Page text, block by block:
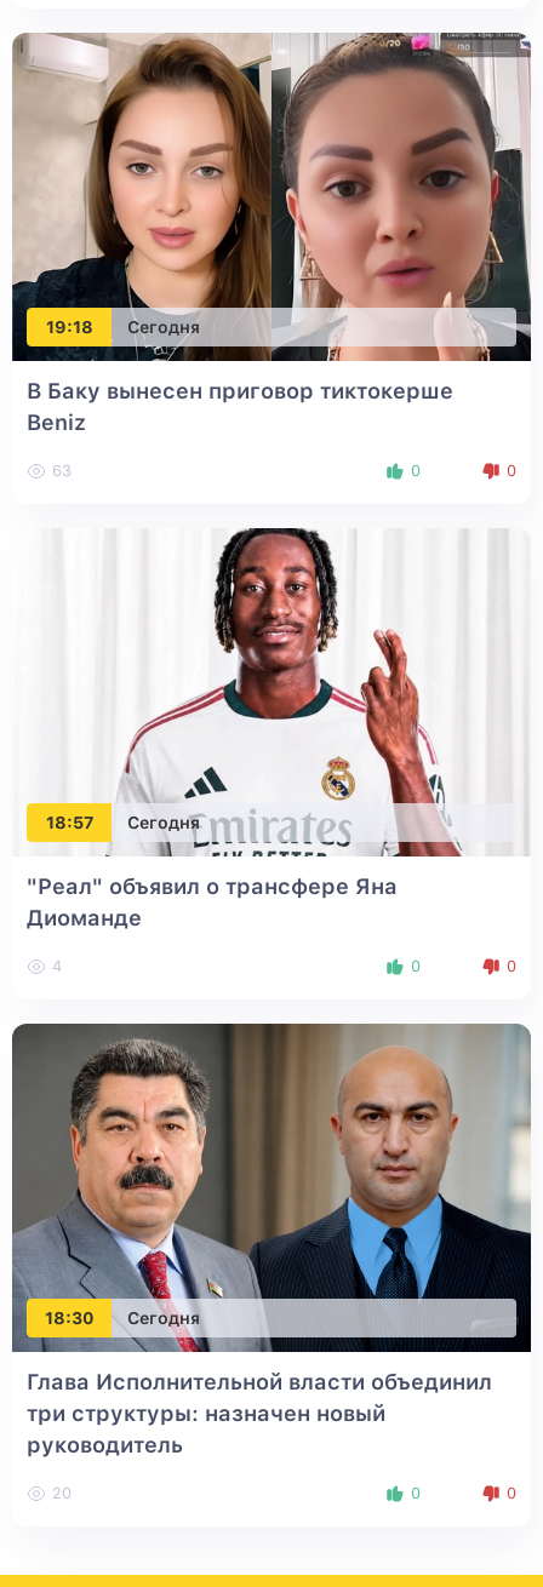
19:18 Сегодня
В Баку вынесен приговор тиктокерше
Beniz
63 0 0
18:57 Сегодня
"Реал" объявил о трансфере Яна
Диоманде
4 0 0
18:30 Сегодня
Глава Исполнительной власти объединил
три структуры: назначен новый
руководитель
20 0 0